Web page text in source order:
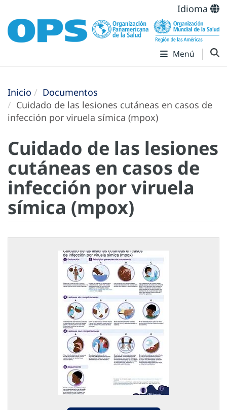
Idioma
Menú
Inicio
Documentos
Cuidado de las lesiones cutáneas en casos de
infección por viruela símica (mpox)
Cuidado de las lesiones
cutáneas en casos de
infección por viruela
símica (mpox)